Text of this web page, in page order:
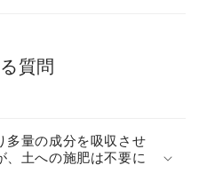
質問
多量の成分を吸収させ
、土への施肥は不要に